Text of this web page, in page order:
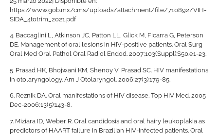
https://www.gob.mx/cms/uploads/attachment/file/710892/VIH-
SIDA_4totrim_2021.pdf
4. Baccaglini L, Atkinson JC, Patton LL, Glick M, Ficarra G, Peterson
DE. Management of oral lesions in HIV-positive patients. Oral Surg
Oral Med Oral Pathol Oral Radiol Endod. 2007;103(Suppl):S50.e1-23.
5. Prasad HK, Bhojwani KM, Shenoy V, Prasad SC. HIV manifestations
in otolaryngology. Am J Otolaryngol. 2006;27(3):179-85.
6. Reznik DA. Oral manifestations of HIV disease. Top HIV Med. 2005
Dec-2006;13(5):143-8.
7. Miziara ID, Weber R. Oral candidosis and oral hairy leukoplakia as
predictors of HAART failure in Brazilian HIV-infected patients. Oral